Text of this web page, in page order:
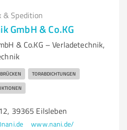
& Spedition
GmbH & Co.KG
& Co.KG – Verladetechnik,
TORABDICHTUNGEN
39365 Eilsleben
www.nani.de/